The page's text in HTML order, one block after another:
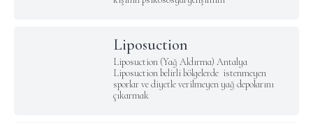
Liposuction
Liposuction (Yağ Aldırma) Antalya
Liposuction belirli bölgelerde istenmeyen
sporlar ve diyetle verilmeyen yağ depolarını
çıkarmak